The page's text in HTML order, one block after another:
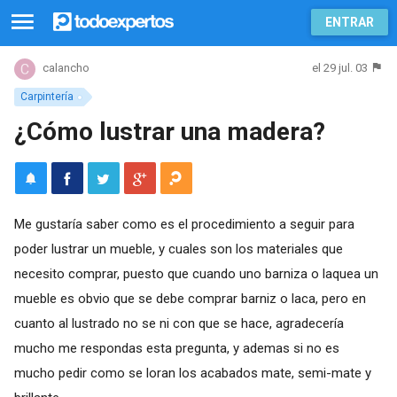
ENTRAR
Carpintería
calancho el 29 jul. 03
¿Cómo lustrar una madera?
Me gustaría saber como es el procedimiento a seguir para
poder lustrar un mueble, y cuales son los materiales que
necesito comprar, puesto que cuando uno barniza o laquea un
mueble es obvio que se debe comprar barniz o laca, pero en
cuanto al lustrado no se ni con que se hace, agradecería
mucho me respondas esta pregunta, y ademas si no es
mucho pedir como se loran los acabados mate, semi-mate y